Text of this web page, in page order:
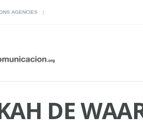
AGENCIES
DE